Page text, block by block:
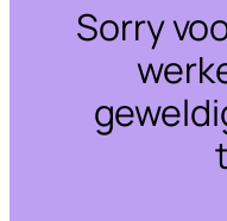
Sorry